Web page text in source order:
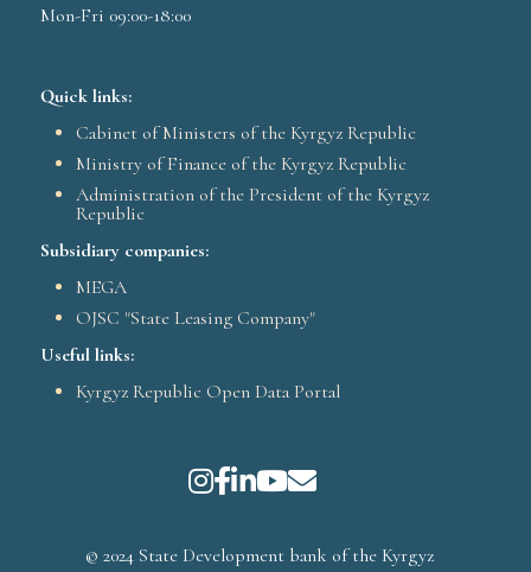
Mon-Fri 09:00-18:00
Quick links:
Cabinet of Ministers of the Kyrgyz Republic
Ministry of Finance of the Kyrgyz Republic
Administration of the President of the Kyrgyz
Republic
Subsidiary companies:
MEGA
OJSC "State Leasing Company"
Useful links:
Kyrgyz Republic Open Data Portal
© 2024 State Development bank of the Kyrgyz